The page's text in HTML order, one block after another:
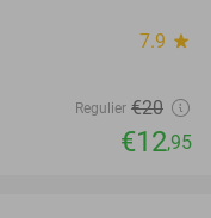
7.9 star
Regulier €20
€12,95